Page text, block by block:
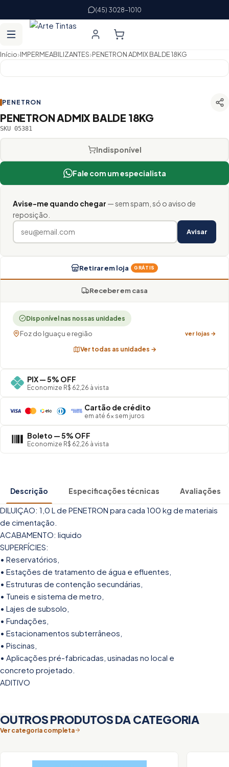
(45) 3028-1010
Início›IMPERMEABILIZANTES›PENETRON ADMIX BALDE 18KG
PENETRON
PENETRON ADMIX BALDE 18KG
SKU 05381
Indisponível
Fale com um especialista
Avise-me quando chegar — sem spam, só o aviso de
reposição.
Avisar
Retirar em loja GRÁTIS
Receber em casa
Disponível nas nossas unidades
Foz do Iguaçu e região ver lojas →
Ver todas as unidades →
PIX — 5% OFF
Economize R$ 62,26 à vista
Cartão de crédito
em até 6× sem juros
Boleto — 5% OFF
Economize R$ 62,26 à vista
Descrição Especificações técnicas Avaliações
DILUIÇAO: 1,0 L de PENETRON para cada 100 kg de materiais
de cimentação.
ACABAMENTO: liquido
SUPERFÍCIES:
• Reservatórios,
• Estações de tratamento de água e efluentes,
• Estruturas de contenção secundárias,
• Tuneis e sistema de metro,
• Lajes de subsolo,
• Fundações,
• Estacionamentos subterrâneos,
• Piscinas,
• Aplicações pré-fabricadas, usinadas no local e
concreto projetado.
ADITIVO
OUTROS PRODUTOS DA CATEGORIA
Ver categoria completa